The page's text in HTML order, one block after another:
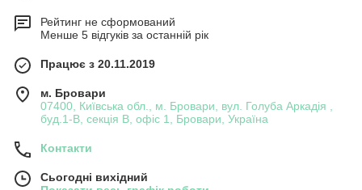
Рейтинг не сформований
Менше 5 відгуків за останній рік
Працює з 20.11.2019
м. Бровари
07400, Київська обл., м. Бровари, вул. Голуба Аркадія ,
буд.1-В, секція В, офіс 1, Бровари, Україна
Контакти
Сьогодні вихідний